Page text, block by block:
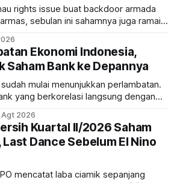
rights issue buat backdoor armada
sebulan ini sahamnya juga ramai
Ekonomi Indonesia,
Saham Bank ke Depannya
mulai menunjukkan perlambatan.
yang berkorelasi langsung dengan
2026
Kuartal II/2026 Saham
Dance Sebelum El Nino
mencatat laba ciamik sepanjang